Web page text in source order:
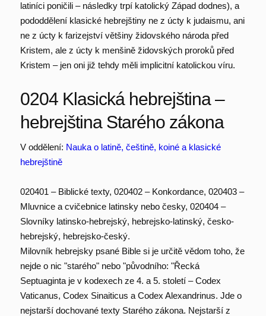
latiníci poničili – následky trpí katolický Západ dodnes), a
pododdělení klasické hebrejštiny ne z úcty k judaismu, ani
ne z úcty k farizejství většiny židovského národa před
Kristem, ale z úcty k menšině židovských proroků před
Kristem – jen oni již tehdy měli implicitní katolickou víru.
0204 Klasická hebrejština –
hebrejština Starého zákona
V oddělení: Nauka o latině, češtině, koiné a klasické
hebrejštině
020401 – Biblické texty, 020402 – Konkordance, 020403 –
Mluvnice a cvičebnice latinsky nebo česky, 020404 –
Slovníky latinsko-hebrejský, hebrejsko-latinský, česko-
hebrejský, hebrejsko-český.
Milovník hebrejsky psané Bible si je určitě vědom toho, že
nejde o nic "starého" nebo "původního: "Řecká
Septuaginta je v kodexech ze 4. a 5. století – Codex
Vaticanus, Codex Sinaiticus a Codex Alexandrinus. Jde o
nejstarší dochované texty Starého zákona. Nejstarší z